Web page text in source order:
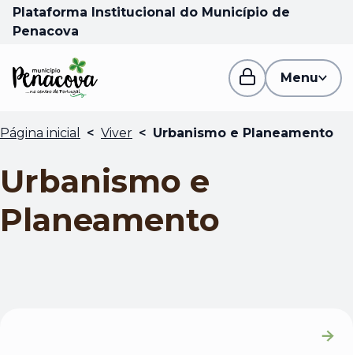
Plataforma Institucional do Município de
Penacova
Menu
Página inicial < Viver < Urbanismo e Planeamento
Urbanismo e
Planeamento